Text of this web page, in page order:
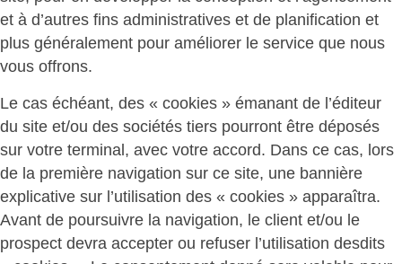
et à d’autres fins administratives et de planification et
plus généralement pour améliorer le service que nous
vous offrons.
Le cas échéant, des « cookies » émanant de l’éditeur
du site et/ou des sociétés tiers pourront être déposés
sur votre terminal, avec votre accord. Dans ce cas, lors
de la première navigation sur ce site, une bannière
explicative sur l’utilisation des « cookies » apparaîtra.
Avant de poursuivre la navigation, le client et/ou le
prospect devra accepter ou refuser l’utilisation desdits